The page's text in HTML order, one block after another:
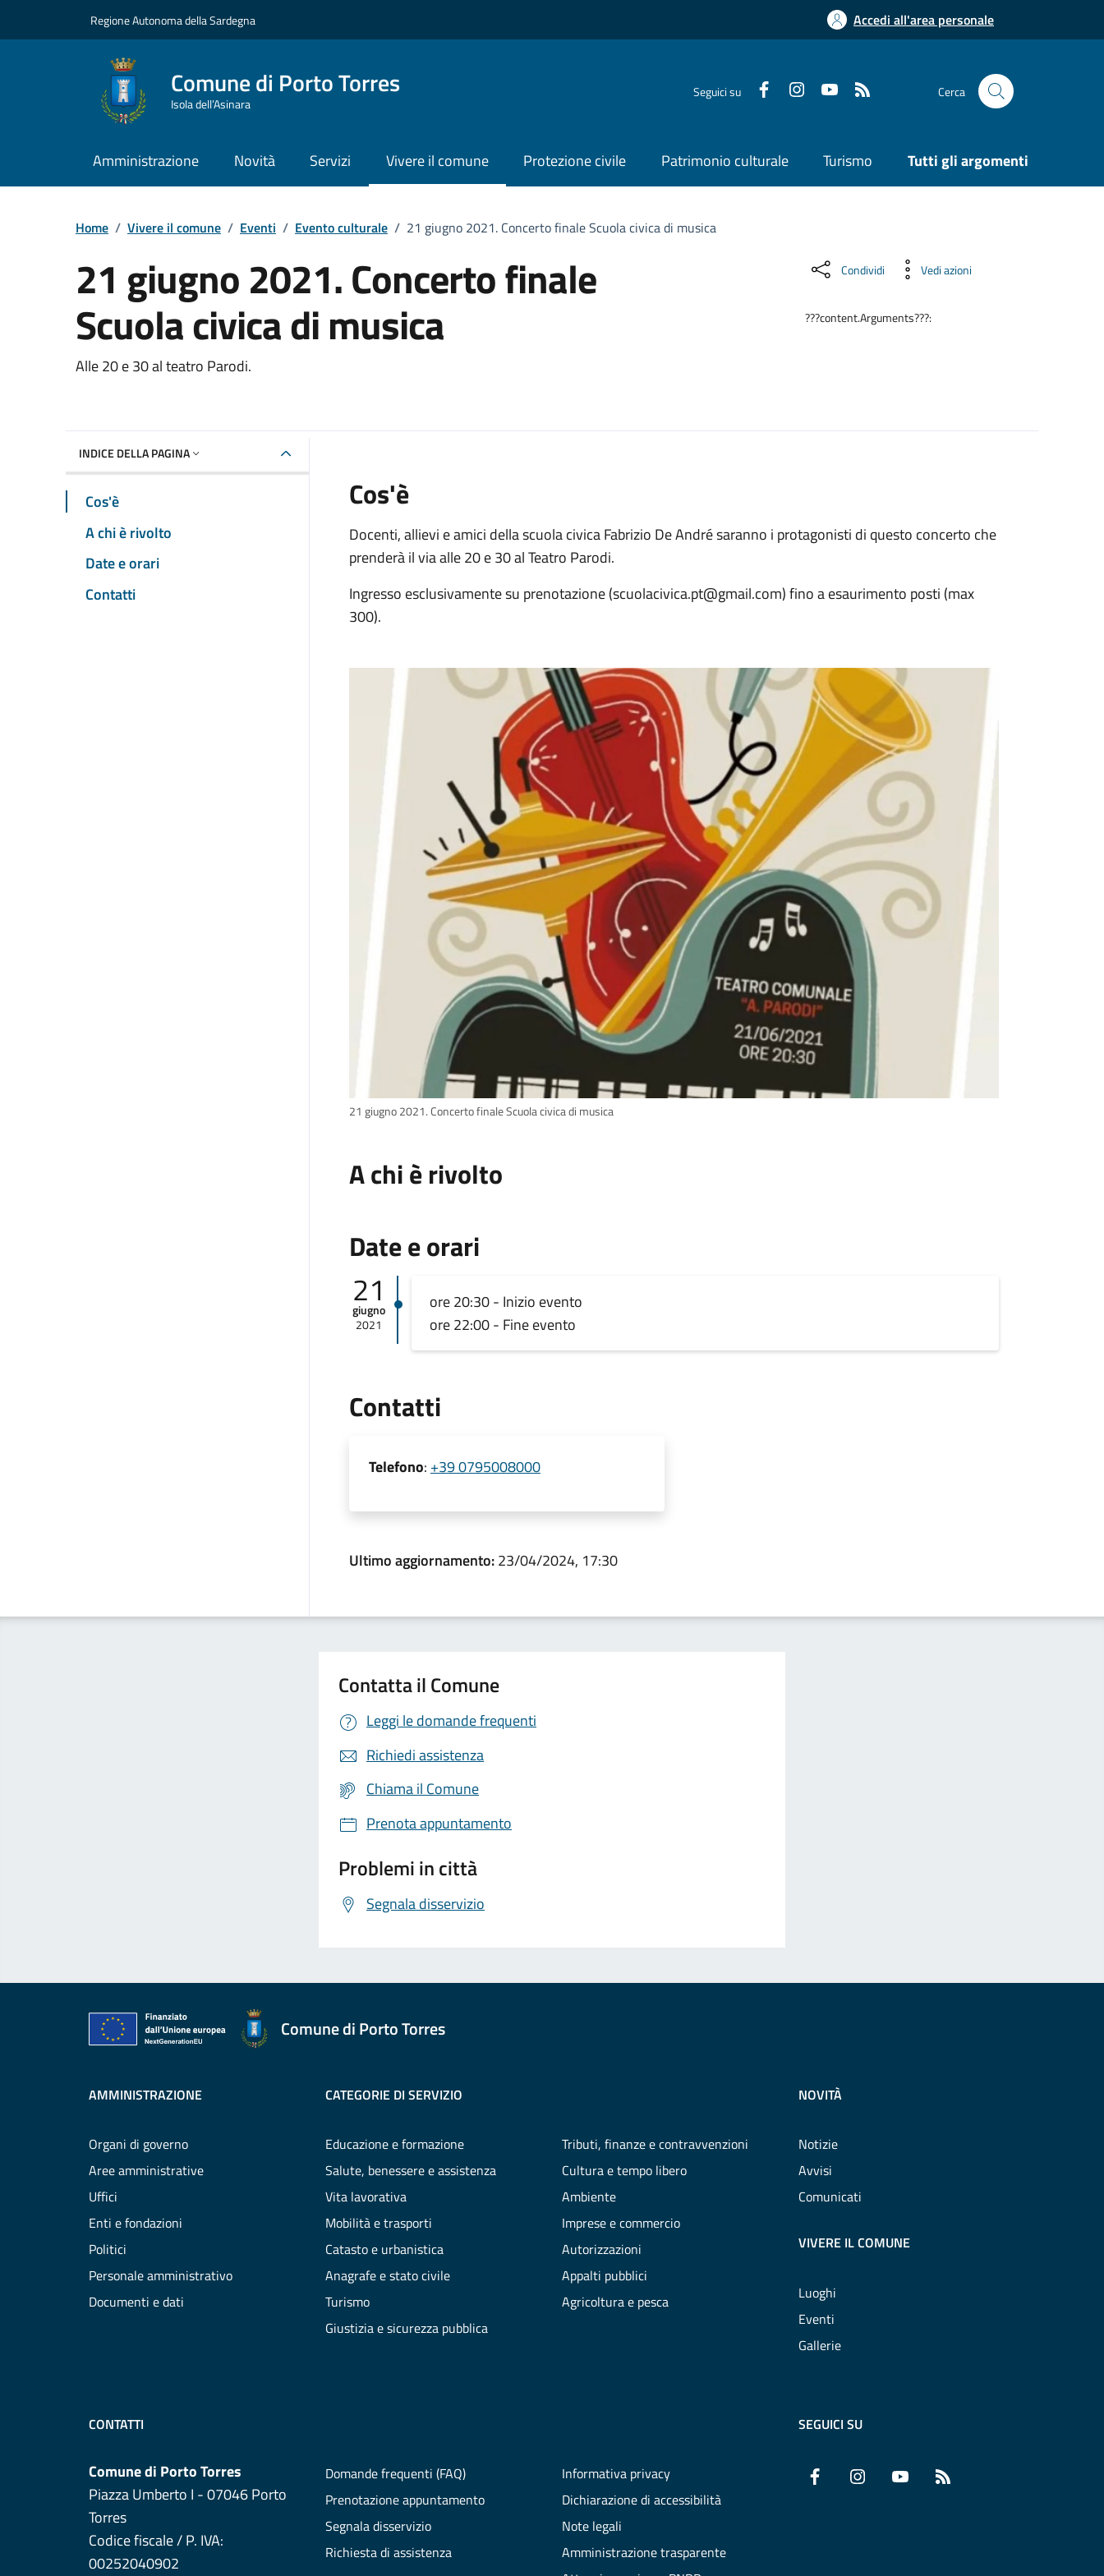
Regione Autonoma della Sardegna Accedi all'area personale
Comune di Porto Torres
Isola dell’Asinara
Seguici su Cerca
Amministrazione Novità Servizi Vivere il comune Protezione civile Patrimonio culturale Turismo Tutti gli argomenti
Home / Vivere il comune / Eventi / Evento culturale / 21 giugno 2021. Concerto finale Scuola civica di musica
21 giugno 2021. Concerto finale
Scuola civica di musica
Dettaglio dell'evento
Alle 20 e 30 al teatro Parodi.
Condividi Vedi azioni
???content.Arguments???:
INDICE DELLA PAGINA
Cos'è
A chi è rivolto
Date e orari
Contatti
Cos'è
Docenti, allievi e amici della scuola civica Fabrizio De André saranno i protagonisti di questo concerto che
prenderà il via alle 20 e 30 al Teatro Parodi.
Ingresso esclusivamente su prenotazione (scuolacivica.pt@gmail.com) fino a esaurimento posti (max
300).
21 giugno 2021. Concerto finale Scuola civica di musica
A chi è rivolto
Date e orari
21
giugno
2021
ore 20:30 - Inizio evento
ore 22:00 - Fine evento
Contatti
Telefono: +39 0795008000
Ultimo aggiornamento:23/04/2024, 17:30
Contatta il Comune
Leggi le domande frequenti
Richiedi assistenza
Chiama il Comune
Prenota appuntamento
Problemi in città
Segnala disservizio
Comune di Porto Torres
AMMINISTRAZIONE
Organi di governo
Aree amministrative
Uffici
Enti e fondazioni
Politici
Personale amministrativo
Documenti e dati
CATEGORIE DI SERVIZIO
Educazione e formazione
Salute, benessere e assistenza
Vita lavorativa
Mobilità e trasporti
Catasto e urbanistica
Anagrafe e stato civile
Turismo
Giustizia e sicurezza pubblica
Tributi, finanze e contravvenzioni
Cultura e tempo libero
Ambiente
Imprese e commercio
Autorizzazioni
Appalti pubblici
Agricoltura e pesca
NOVITÀ
Notizie
Avvisi
Comunicati
VIVERE IL COMUNE
Luoghi
Eventi
Gallerie
CONTATTI
Comune di Porto Torres
Piazza Umberto I - 07046 Porto
Torres
Codice fiscale / P. IVA:
00252040902
Domande frequenti (FAQ)
Prenotazione appuntamento
Segnala disservizio
Richiesta di assistenza
Informativa privacy
Dichiarazione di accessibilità
Note legali
Amministrazione trasparente
SEGUICI SU
Facebook InstagramYouTube